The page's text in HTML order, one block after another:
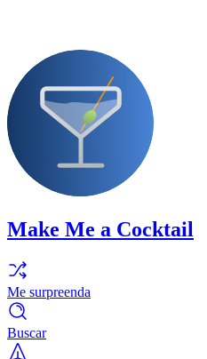
Make Me a Cocktail
Me surpreenda
Buscar